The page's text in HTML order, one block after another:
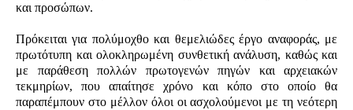
και προσώπων.
Πρόκειται για πολύμοχθο και θεμελιώδες έργο αναφοράς, με
πρωτότυπη και ολοκληρωμένη συνθετική ανάλυση, καθώς και
με παράθεση πολλών πρωτογενών πηγών και αρχειακών
τεκμηρίων, που απαίτησε χρόνο και κόπο στο οποίο θα
παραπέμπουν στο μέλλον όλοι οι ασχολούμενοι με τη νεότερη